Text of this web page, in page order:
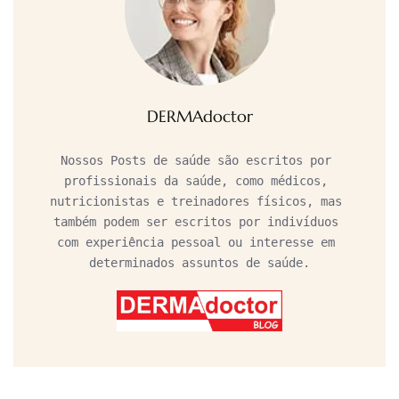
DERMAdoctor
Nossos Posts de saúde são escritos por
profissionais da saúde, como médicos,
nutricionistas e treinadores físicos, mas
também podem ser escritos por indivíduos
com experiência pessoal ou interesse em
determinados assuntos de saúde.